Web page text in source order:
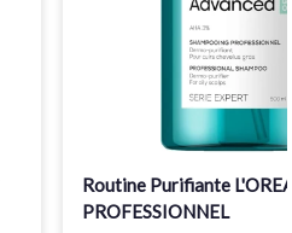
Routine Purifiante L'OREAL
PROFESSIONNEL